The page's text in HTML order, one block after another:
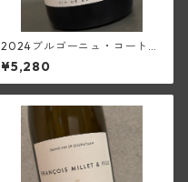
2024ブルゴーニュ・コート・
ドール・スー・ラ・ヴェル・
シャルドネ(クリスチャン・ベ
ラン・エ・フィス)
¥5,280